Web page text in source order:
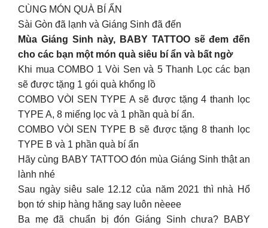
CÙNG MÓN QUÀ BÍ ẨN
Sài Gòn đã lạnh và Giáng Sinh đã đến
Mùa Giáng Sinh này, BABY TATTOO sẽ đem đến
cho các bạn một món quà siêu bí ẩn và bất ngờ
Khi mua COMBO 1 Vòi Sen và 5 Thanh Lọc các bạn
sẽ được tặng 1 gói quà khổng lồ
COMBO VÒI SEN TYPE A sẽ được tặng 4 thanh lọc
TYPE A, 8 miếng lọc và 1 phần quà bí ẩn.
COMBO VÒI SEN TYPE B sẽ được tặng 8 thanh lọc
TYPE B và 1 phần quà bí ẩn
Hãy cùng BABY TATTOO đón mùa Giáng Sinh thật an
lành nhé
Sau ngày siêu sale 12.12 của năm 2021 thì nhà Hổ
bọn tớ ship hàng hăng say luôn nèeee
Ba mẹ đã chuẩn bị đón Giáng Sinh chưa? BABY